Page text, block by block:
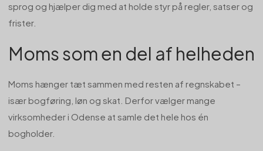
sprog og hjælper dig med at holde styr på regler, satser og
frister.
Moms som en del af helheden
Moms hænger tæt sammen med resten af regnskabet –
især bogføring, løn og skat. Derfor vælger mange
virksomheder i Odense at samle det hele hos én
bogholder.